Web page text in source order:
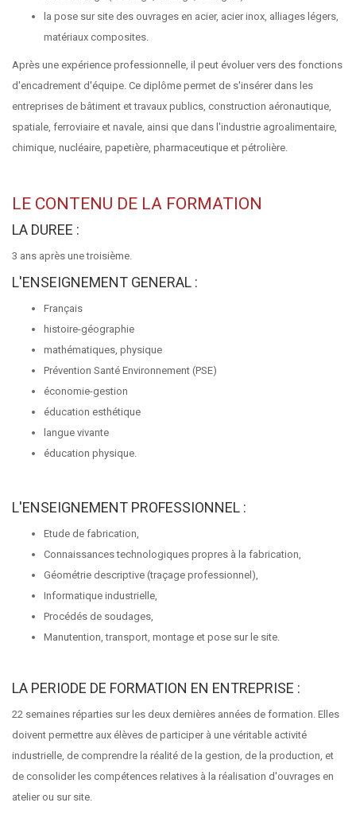
la pose sur site des ouvrages en acier, acier inox, alliages légers,
matériaux composites.
Après une expérience professionnelle, il peut évoluer vers des fonctions
d'encadrement d'équipe. Ce diplôme permet de s'insérer dans les
entreprises de bâtiment et travaux publics, construction aéronautique,
spatiale, ferroviaire et navale, ainsi que dans l'industrie agroalimentaire,
chimique, nucléaire, papetière, pharmaceutique et pétrolière.
LE CONTENU DE LA FORMATION
LA DUREE :
3 ans après une troisième.
L'ENSEIGNEMENT GENERAL :
Français
histoire-géographie
mathématiques, physique
Prévention Santé Environnement (PSE)
économie-gestion
éducation esthétique
langue vivante
éducation physique.
L'ENSEIGNEMENT PROFESSIONNEL :
Etude de fabrication,
Connaissances technologiques propres à la fabrication,
Géométrie descriptive (traçage professionnel),
Informatique industrielle,
Procédés de soudages,
Manutention, transport, montage et pose sur le site.
LA PERIODE DE FORMATION EN ENTREPRISE :
22 semaines réparties sur les deux dernières années de formation. Elles
doivent permettre aux élèves de participer à une véritable activité
industrielle, de comprendre la réalité de la gestion, de la production, et
de consolider les compétences relatives à la réalisation d'ouvrages en
atelier ou sur site.